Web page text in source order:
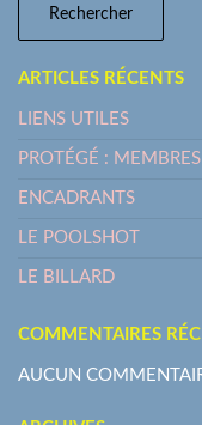
Rechercher
ARTICLES RÉCENTS
LIENS UTILES
PROTÉGÉ : MEMBRES
ENCADRANTS
LE POOLSHOT
LE BILLARD
COMMENTAIRES
AUCUN